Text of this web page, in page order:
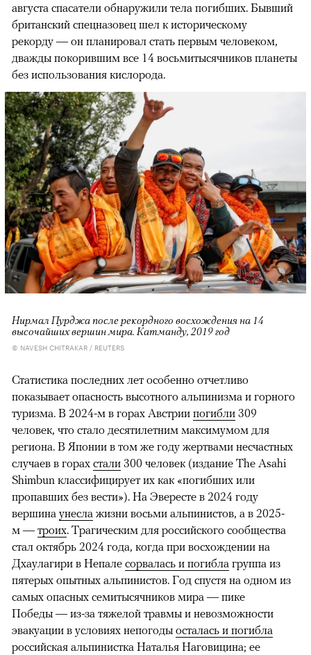
августа спасатели обнаружили тела погибших. Бывший
британский спецназовец шел к историческому
рекорду — он планировал стать первым человеком,
дважды покорившим все 14 восьмитысячников планеты
без использования кислорода.
Нирмал Пурджа после рекордного восхождения на 14
высочайших вершин мира. Катманду, 2019 год
© NAVESH CHITRAKAR / REUTERS
Статистика последних лет особенно отчетливо
показывает опасность высотного альпинизма и горного
туризма. В 2024-м в горах Австрии погибли 309
человек, что стало десятилетним максимумом для
региона. В Японии в том же году жертвами несчастных
случаев в горах стали 300 человек (издание The Asahi
Shimbun классифицирует их как «погибших или
пропавших без вести»). На Эвересте в 2024 году
вершина унесла жизни восьми альпинистов, а в 2025-
м — троих. Трагическим для российского сообщества
стал октябрь 2024 года, когда при восхождении на
Дхаулагири в Непале сорвалась и погибла группа из
пятерых опытных альпинистов. Год спустя на одном из
самых опасных семитысячников мира — пике
Победы — из-за тяжелой травмы и невозможности
эвакуации в условиях непогоды осталась и погибла
российская альпинистка Наталья Наговицина; ее